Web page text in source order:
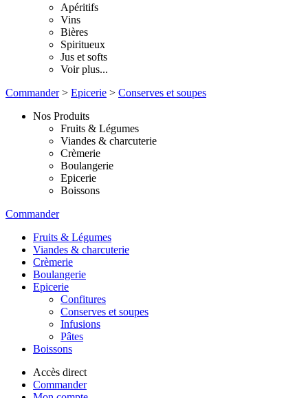
Apéritifs
Vins
Bières
Spiritueux
Jus et softs
Voir plus...
Commander> Epicerie > Conserves et soupes
Nos Produits
Fruits & Légumes
Viandes & charcuterie
Crèmerie
Boulangerie
Epicerie
Boissons
Commander
Fruits & Légumes
Viandes & charcuterie
Crèmerie
Boulangerie
Epicerie
Confitures
Conserves et soupes
Infusions
Pâtes
Boissons
Accès direct
Commander